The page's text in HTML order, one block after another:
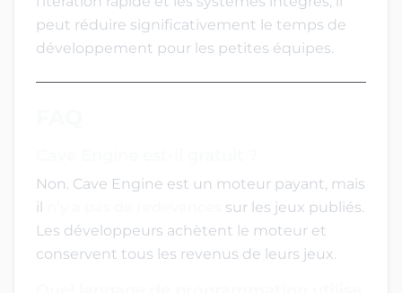
peut réduire significativement le temps de
développement pour les petites équipes.
Non. Cave Engine est un moteur payant, mais
il
sur les jeux publiés.
Les développeurs achètent le moteur et
conservent tous les revenus de leurs jeux.